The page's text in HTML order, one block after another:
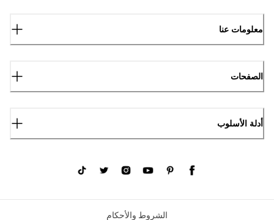
معلومات عنا
الصفحات
أدلة الأسلوب
الشروط والأحكام